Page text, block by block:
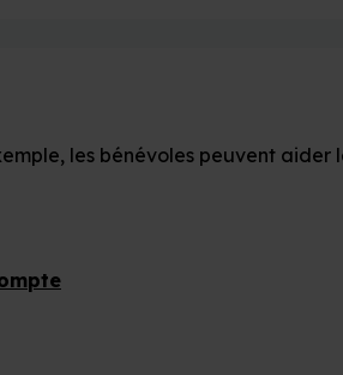
les bénévoles peuvent aider